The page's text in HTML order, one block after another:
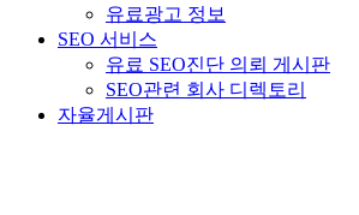
유료광고 정보
SEO 서비스
유료 SEO진단 의뢰 게시판
SEO관련 회사 디렉토리
자율게시판